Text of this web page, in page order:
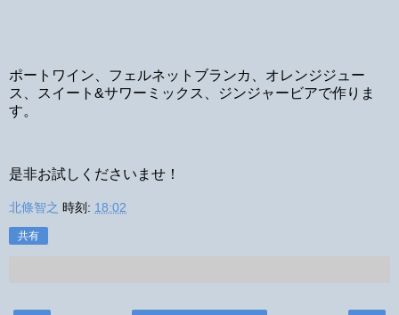
ポートワイン、フェルネットブランカ、オレンジジュー
ス、スイート&サワーミックス、ジンジャービアで作りま
す。
是非お試しくださいませ！
北條智之 時刻: 18:02
共有